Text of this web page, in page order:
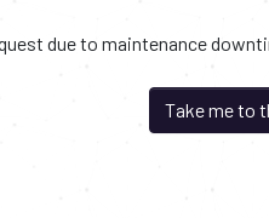
due to maintenance
Take me to